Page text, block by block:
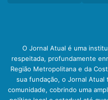
O Jornal Atual é uma
respeitada, profundamente
Região Metropolitana e da
sua fundação, o Jornal
comunidade, cobrindo uma